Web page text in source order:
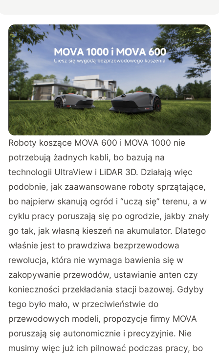
Roboty koszące MOVA 600 i MOVA 1000 nie
potrzebują żadnych kabli, bo bazują na
technologii UltraView i LiDAR 3D. Działają więc
podobnie, jak zaawansowane roboty sprzątające,
bo najpierw skanują ogród i “uczą się” terenu, a w
cyklu pracy poruszają się po ogrodzie, jakby znały
go tak, jak własną kieszeń na akumulator. Dlatego
właśnie jest to prawdziwa bezprzewodowa
rewolucja, która nie wymaga bawienia się w
zakopywanie przewodów, ustawianie anten czy
konieczności przekładania stacji bazowej. Gdyby
tego było mało, w przeciwieństwie do
przewodowych modeli, propozycje firmy MOVA
poruszają się autonomicznie i precyzyjnie. Nie
musimy więc już ich pilnować podczas pracy, bo